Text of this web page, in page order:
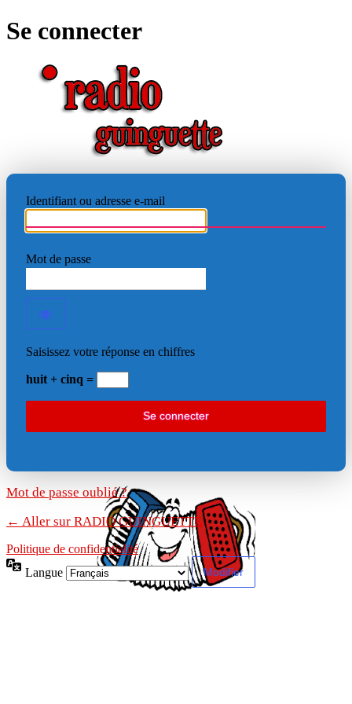
Se connecter
Identifiant ou adresse e-mail
Mot de passe
Saisissez votre réponse en chiffres
huit + cinq =
Mot de passe oublié ?
← Aller sur RADIO GUINGUETTE
Politique de confidentialité
Langue